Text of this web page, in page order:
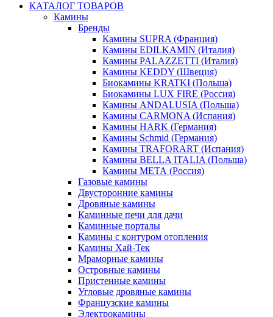
КАТАЛОГ ТОВАРОВ
Камины
Бренды
Камины SUPRA (Франция)
Камины EDILKAMIN (Италия)
Камины PALAZZETTI (Италия)
Камины KEDDY (Швеция)
Биокамины KRATKI (Польша)
Биокамины LUX FIRE (Россия)
Камины ANDALUSIA (Польша)
Камины CARMONA (Испания)
Камины HARK (Германия)
Камины Schmid (Германия)
Камины TRAFORART (Испания)
Камины BELLA ITALIA (Польша)
Камины МЕТА (Россия)
Газовые камины
Двусторонние камины
Дровяные камины
Каминные печи для дачи
Каминные порталы
Камины с контуром отопления
Камины Хай-Тек
Мраморные камины
Островные камины
Пристенные камины
Угловые дровяные камины
Французские камины
Электрокамины